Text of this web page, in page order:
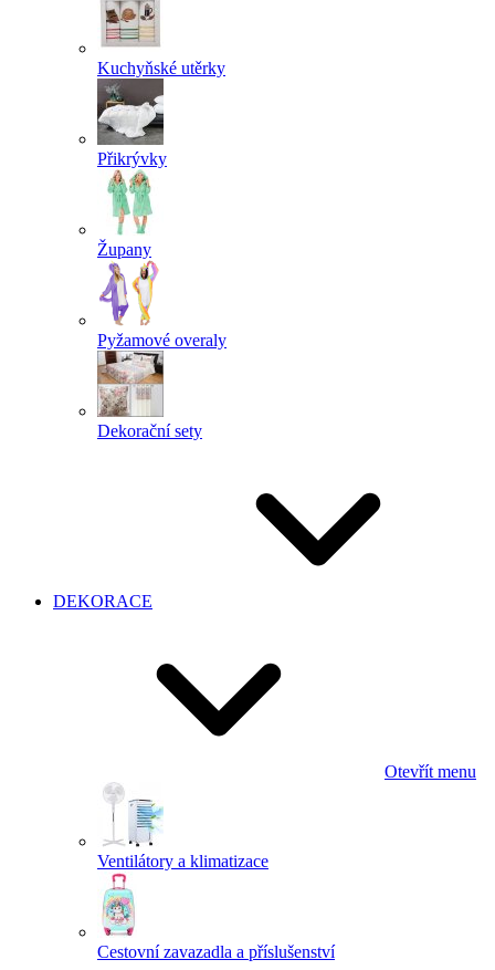
Kuchyňské utěrky
Přikrývky
Župany
Pyžamové overaly
Dekorační sety
DEKORACE
Otevřít menu
Ventilátory a klimatizace
Cestovní zavazadla a příslušenství